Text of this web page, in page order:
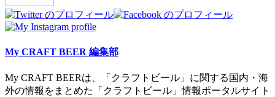
My CRAFT BEER 編集部
My CRAFT BEERは、「クラフトビール」に関する国内・海
外の情報をまとめた「クラフトビール」情報ポータルサイト